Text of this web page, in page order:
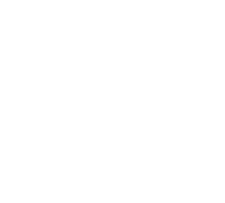
• Optionale
• Bequemer Zugang zur